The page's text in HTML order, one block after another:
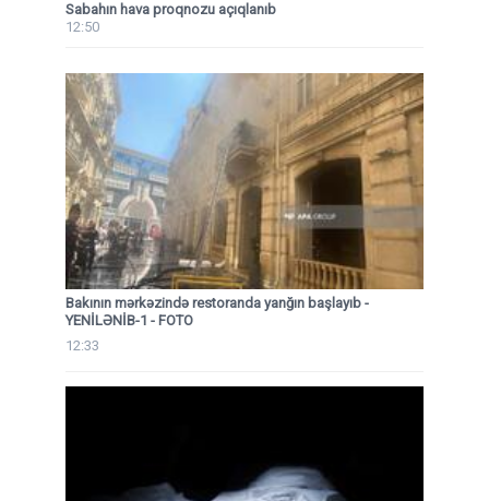
Sabahın hava proqnozu açıqlanıb
12:50
Bakının mərkəzində restoranda yanğın başlayıb -
YENİLƏNİB-1 - FOTO
12:33